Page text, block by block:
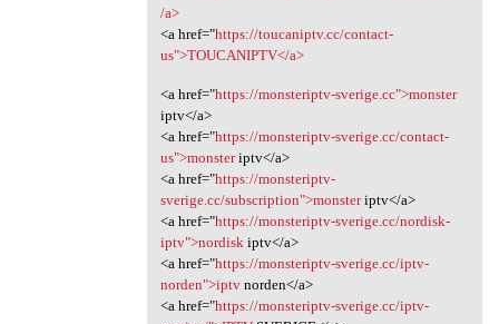
/a>
<a href="https://toucaniptv.cc/contact-
us">TOUCANIPTV</a>
<a href="https://monsteriptv-sverige.cc">monster
iptv</a>
<a href="https://monsteriptv-sverige.cc/contact-
us">monsteriptv</a>
<a href="https://monsteriptv-
sverige.cc/subscription">monsteriptv</a>
<a href="https://monsteriptv-sverige.cc/nordisk-
iptv">nordisk iptv</a>
<a href="https://monsteriptv-sverige.cc/iptv-
norden">iptvnorden</a>
<a href="https://monsteriptv-sverige.cc/iptv-